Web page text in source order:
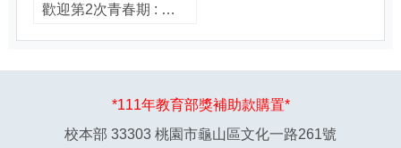
歡迎第2次青春期 : 迎接更美、更性感、更有活力的更年期 : 女人最懂女人,醫界好閨蜜陪妳聊聊更年期! / 陳菁徽,醫師。娘合著
*111年教育部獎補助款購置*
校本部 33303 桃園市龜山區文化一路261號